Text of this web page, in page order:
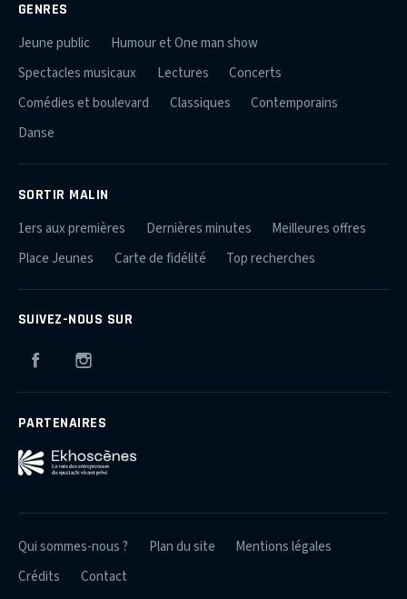
GENRES
Jeune public
Humour et One man show
Spectacles musicaux
Lectures
Concerts
Comédies et boulevard
Classiques
Contemporains
Danse
SORTIR MALIN
1ers aux premières Dernières minutes
Meilleures offres
Place Jeunes
Carte de fidélité Top recherches
SUIVEZ-NOUS SUR
Facebook
PARTENAIRES
Qui sommes-nous ? Plan du site
Mentions légales
Crédits
Contact